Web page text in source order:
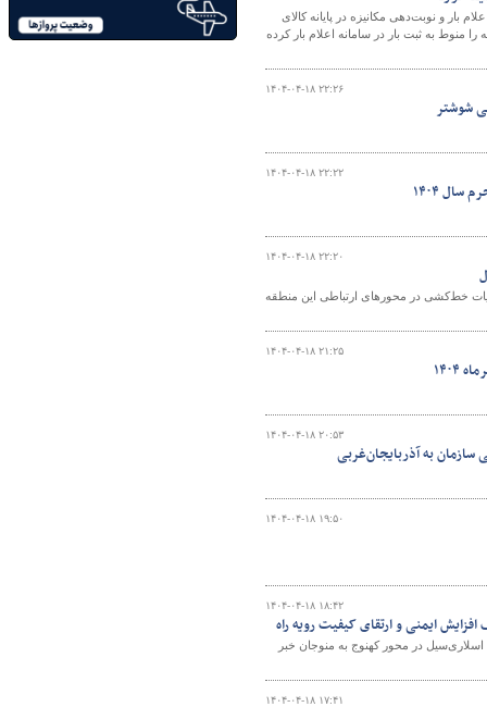
و نوبت‌دهی مکانیزه در پایانه کالای
منوط به ثبت بار در سامانه اعلام بار کرده
۱۴۰۴-۰۴-۱۸ ۲۲:۲۶
۱۴۰۴-۰۴-۱۸ ۲۲:۲۲
۱۴۰۴-۰۴-۱۸ ۲۲:۲۰
خط‌کشی در محورهای ارتباطی این منطقه
۱۴۰۴-۰۴-۱۸ ۲۱:۲۵
۱۴۰۴-۰۴-۱۸ ۲۰:۵۳
به آذربایجان‌غربی
۱۴۰۴-۰۴-۱۸ ۱۹:۵۰
۱۴۰۴-۰۴-۱۸ ۱۸:۴۲
ایمنی و ارتقای کیفیت رویه راه
در محور کهنوج به منوجان خبر
۱۴۰۴-۰۴-۱۸ ۱۷:۴۱